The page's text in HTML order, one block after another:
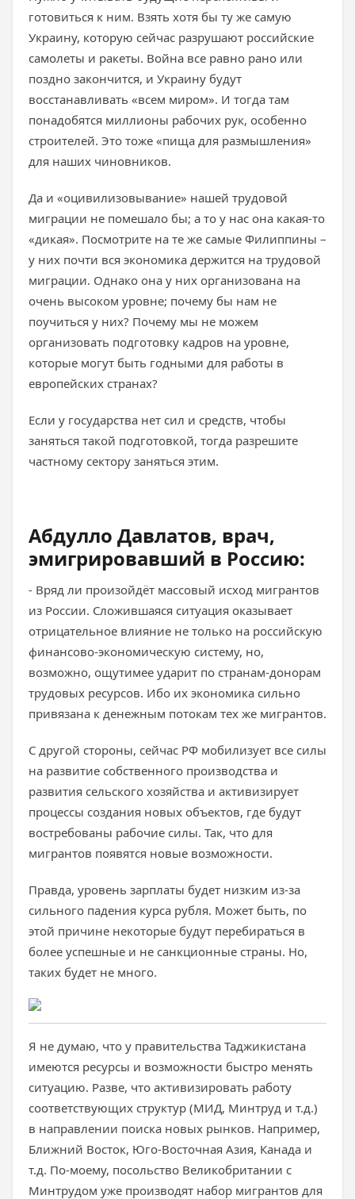
готовиться к ним. Взять хотя бы ту же самую
Украину, которую сейчас разрушают российские
самолеты и ракеты. Война все равно рано или
поздно закончится, и Украину будут
восстанавливать «всем миром». И тогда там
понадобятся миллионы рабочих рук, особенно
строителей. Это тоже «пища для размышления»
для наших чиновников.
Да и «оцивилизовывание» нашей трудовой
миграции не помешало бы; а то у нас она какая-то
«дикая». Посмотрите на те же самые Филиппины –
у них почти вся экономика держится на трудовой
миграции. Однако она у них организована на
очень высоком уровне; почему бы нам не
поучиться у них? Почему мы не можем
организовать подготовку кадров на уровне,
которые могут быть годными для работы в
европейских странах?
Если у государства нет сил и средств, чтобы
заняться такой подготовкой, тогда разрешите
частному сектору заняться этим.
Абдулло Давлатов, врач,
эмигрировавший в Россию:
- Вряд ли произойдёт массовый исход мигрантов
из России. Сложившаяся ситуация оказывает
отрицательное влияние не только на российскую
финансово-экономическую систему, но,
возможно, ощутимее ударит по странам-донорам
трудовых ресурсов. Ибо их экономика сильно
привязана к денежным потокам тех же мигрантов.
С другой стороны, сейчас РФ мобилизует все силы
на развитие собственного производства и
развития сельского хозяйства и активизирует
процессы создания новых объектов, где будут
востребованы рабочие силы. Так, что для
мигрантов появятся новые возможности.
Правда, уровень зарплаты будет низким из-за
сильного падения курса рубля. Может быть, по
этой причине некоторые будут перебираться в
более успешные и не санкционные страны. Но,
таких будет не много.
Я не думаю, что у правительства Таджикистана
имеются ресурсы и возможности быстро менять
ситуацию. Разве, что активизировать работу
соответствующих структур (МИД, Минтруд и т.д.)
в направлении поиска новых рынков. Например,
Ближний Восток, Юго-Восточная Азия, Канада и
т.д. По-моему, посольство Великобритании с
Минтрудом уже производят набор мигрантов для